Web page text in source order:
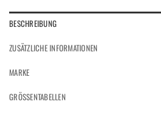
BESCHREIBUNG
ZUSÄTZLICHE INFORMATIONEN
MARKE
GRÖSSENTABELLEN